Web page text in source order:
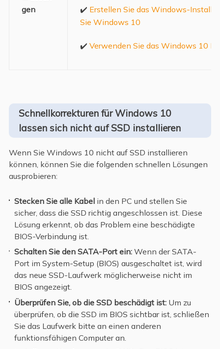
gen
✔️ Erstellen Sie das Windows-
Sie Windows 10
✔️ Verwenden Sie das Windows 10
Schnellkorrekturen für Windows 10
lassen sich nicht auf SSD installieren
Wenn Sie Windows 10 nicht auf SSD installieren
können, können Sie die folgenden schnellen Lösungen
ausprobieren:
Stecken Sie alle Kabel in den PC und stellen Sie
sicher, dass die SSD richtig angeschlossen ist. Diese
Lösung erkennt, ob das Problem eine beschädigte
BIOS-Verbindung ist.
Schalten Sie den SATA-Port ein: Wenn der SATA-
Port im System-Setup (BIOS) ausgeschaltet ist, wird
das neue SSD-Laufwerk möglicherweise nicht im
BIOS angezeigt.
Überprüfen Sie, ob die SSD beschädigt ist: Um zu
überprüfen, ob die SSD im BIOS sichtbar ist, schließen
Sie das Laufwerk bitte an einen anderen
funktionsfähigen Computer an.